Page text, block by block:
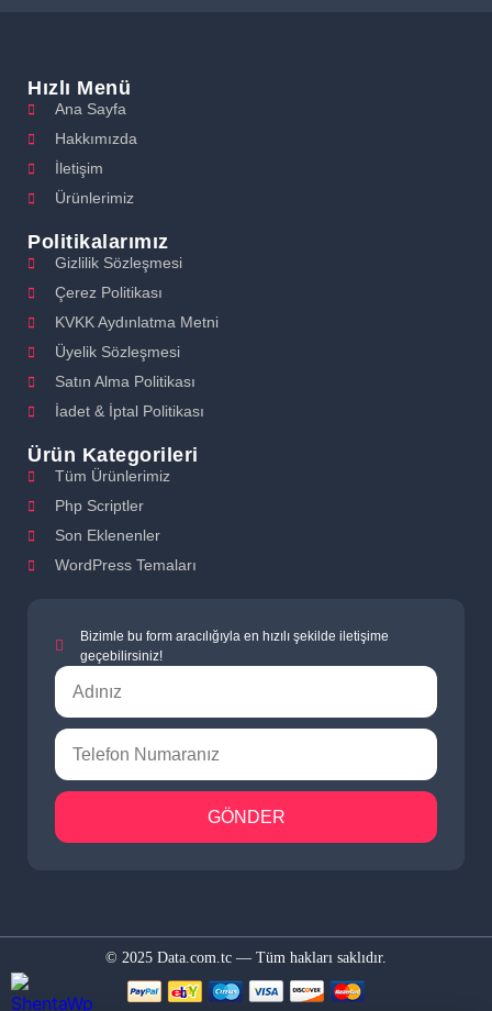
Hızlı Menü
Ana Sayfa
Hakkımızda
İletişim
Ürünlerimiz
Politikalarımız
Gizlilik Sözleşmesi
Çerez Politikası
KVKK Aydınlatma Metni
Üyelik Sözleşmesi
Satın Alma Politikası
İadet & İptal Politikası
Ürün Kategorileri
Tüm Ürünlerimiz
Php Scriptler
Son Eklenenler
WordPress Temaları
Bizimle bu form aracılığıyla en hızılı şekilde iletişime
geçebilirsiniz!
GÖNDER
© 2025 Data.com.tc — Tüm hakları saklıdır.